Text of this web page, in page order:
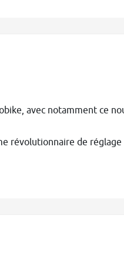
avec notamment ce
révolutionnaire de réglage